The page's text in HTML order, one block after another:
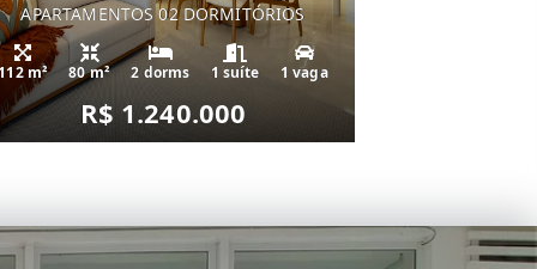
APARTAMENTOS 02 DORMITÓRIOS
m² 80 m² 2 dorms 1 suíte 1 vaga
R$ 1.240.000